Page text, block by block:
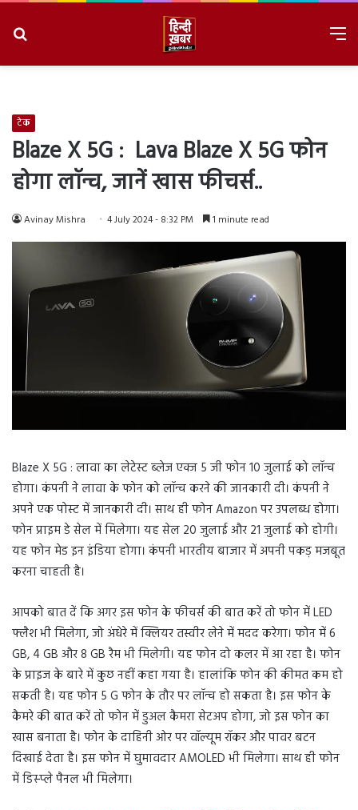
टेक
Blaze X 5G : Lava Blaze X 5G फोन
होगा लॉन्च, जानें खास फीचर्स..
Avinay Mishra 4 July 2024 - 8:32 PM 1 minute read
Blaze X 5G : लावा का लेटेस्ट ब्लेज एक्ज 5 जी फोन 10 जुलाई को लॉन्च
होगा। कंपनी ने लावा के फोन को लॉन्च करने की जानकारी दी। कंपनी ने
अपने एक पोस्ट में जानकारी दी। साथ ही फोन Amazon पर उपलब्ध होगा।
फोन प्राइम डे सेल में मिलेगा। यह सेल 20 जुलाई और 21 जुलाई को होगी।
यह फोन मेड इन इंडिया होगा। कंपनी भारतीय बाजार में अपनी पकड़ मजबूत
करना चाहती है।
आपको बात दें कि अगर इस फोन के फीचर्स की बात करें तो फोन में LED
फ्लैश भी मिलेगा, जो अंधेरे में क्लियर तस्वीर लेने में मदद करेगा। फोन में 6
GB, 4 GB और 8 GB रैम भी मिलेगी। यह फोन दो कलर में आ रहा है। फोन
के प्राइज के बारे में कुछ नहीं कहा गया है। हालांकि फोन की कीमत कम हो
सकती है। यह फोन 5 G फोन के तौर पर लॉन्च हो सकता है। इस फोन के
कैमरे की बात करें तो फोन में डुअल कैमरा सेटअप होगा, जो इस फोन का
खास बनाता है। फोन के दाहिनी ओर पर वॉल्यूम रॉकर और पावर बटन
दिखाई देता है। इस फोन में घुमावदार AMOLED भी मिलेगा। साथ ही फोन
में डिस्प्ले पैनल भी मिलेगा।